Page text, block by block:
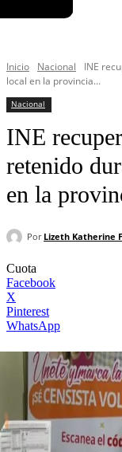
Inicio Nacional
INE
local en la provincia...
Nacional
INE
retenido
en la
Por Lizeth Katherine
Cuota
Facebook
X
Pinterest
WhatsApp